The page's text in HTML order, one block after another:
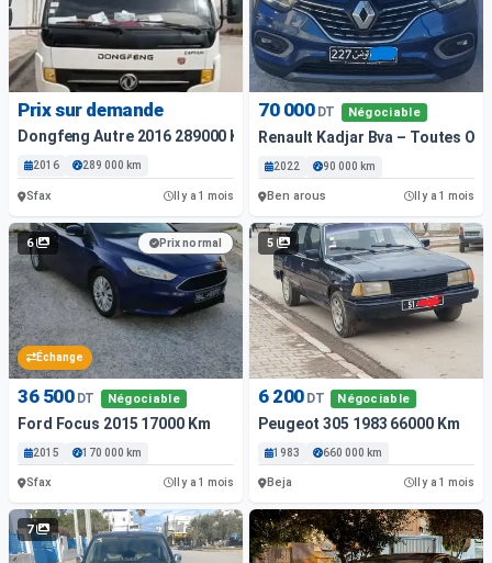
Prix sur demande
Dongfeng Autre 2016 289000 Km
2016 289 000 km
Sfax Il y a 1 mois
70 000 DT Négociable
Renault Kadjar Bva – Toutes
2022 90 000 km
Ben arous Il y a 1 mois
6
Échange
Prix normal
36 500 DT Négociable
Ford Focus 2015 17000 Km
2015 170 000 km
Sfax Il y a 1 mois
5
6 200 DT Négociable
Peugeot 305 1983 66000 Km
1983 660 000 km
Beja Il y a 1 mois
7